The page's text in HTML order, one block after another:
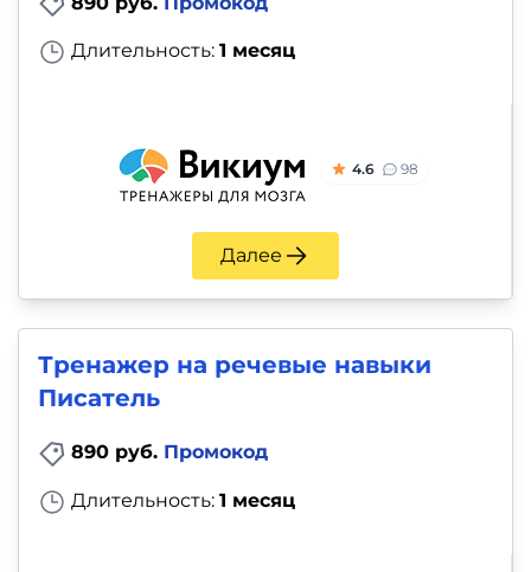
Длительность: 1 месяц
4.6 98
Далее
Тренажер на речевые навыки
Писатель
890 руб. Промокод
Длительность: 1 месяц